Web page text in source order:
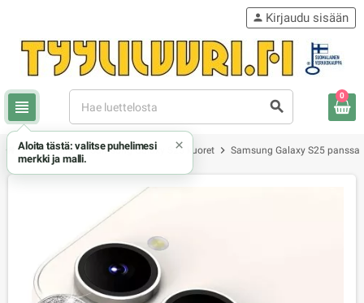
view_headline search
person Kirjaudu sisään
0
chevron_rightSamsung chevron_rightSamsung Galaxy S25 kuoret chevron_right Samsung Galaxy S25
Aloita tästä: valitse puhelimesi
merkki ja malli.
×